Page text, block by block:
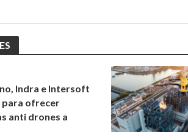
Indra e Intersoft
para ofrecer
anti drones a